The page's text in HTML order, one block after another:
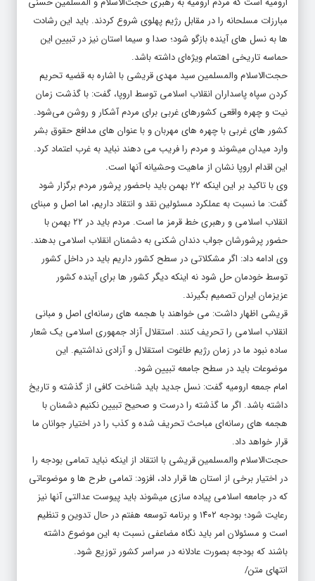
ها به نسل های آینده بازگو شود؛ صدا و سیما استان نیز در تبیین این
حماسه تاریخی اهتمام ویژه‌ای داشته باشد.
حجت‌الاسلام والمسلمین سید مهدی قریشی با اشاره به قضیه تحریم
کردن سپاه پاسداران انقلاب اسلامی توسط اروپا، گفت: با گذشت زمان
نیت و چهره واقعی کشورهای غربی برای مردم آشکار و روشن می‌شود.
کشور های غربی با چهره های مهربان و با عنوان های مدافع حقوق بشر
وارد میدان میشوند و مردم را فریب می دهند نباید به غرب اعتماد کرد.
این اقدام اروپا نشان از ماهیت وحشیانه آنها است.
وی با تاکید بر این اینکه ۲۲ بهمن باید باحضور پرشور مردم برگزار شود
گفت: ما نسبت به عملکرد مسئولین نقد و انتقاد داریم، اما اصل و مبنای
انقلاب اسلامی و رهبری خط قرمز ما است. مردم باید در ۲۲ بهمن با
حضور پرشورشان جواب دندان شکنی به دشمنان انقلاب اسلامی بدهند.
وی ادامه داد: اگر مشکلاتی در سطح کشور داریم باید در داخل کشور
توسط خودمان حل شود نه اینکه دیگر کشور ها برای آینده کشور
عزیزمان ایران تصمیم بگیرند.
قریشی اظهار داشت: می خواهند با هجمه های رسانه‌ای اصل و مبانی
انقلاب اسلامی را تحریف کنند. استقلال آزاد جمهوری اسلامی یک شعار
ساده نبود ما در زمان رژیم طاغوت استقلال و آزادی نداشتیم. این
موضوعات باید در سطح جامعه تبیین شود.
امام جمعه ارومیه گفت: نسل جدید باید شناخت کافی از گذشته و تاریخ
داشته باشد. اگر ما گذشته را درست و صحیح تبیین نکنیم دشمنان با
هجمه های رسانه‌ای مباحث تحریف شده و کذب را در اختیار جوانان ما
قرار خواهد داد.
حجت‌الاسلام والمسلمین قریشی با انتقاد از اینکه نباید تمامی بودجه را
در اختیار برخی از استان ها قرار داد، افزود: تمامی طرح ها و موضوعاتی
که در جامعه اسلامی پیاده سازی میشوند باید پیوست عدالتی آنها نیز
رعایت شود؛ بودجه ۱۴۰۲ و برنامه توسعه هفتم در حال تدوین و تنظیم
است و مسئولان امر باید نگاه مضاعفی نسبت به این موضوع داشته
باشند که بودجه بصورت عادلانه در سراسر کشور توزیع شود.
انتهای متن/